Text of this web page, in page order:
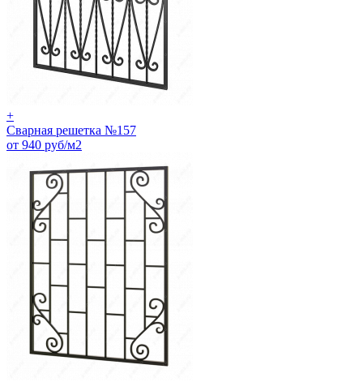
+
Сварная решетка №157
от 940 руб/м2